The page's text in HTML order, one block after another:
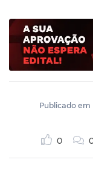
Publicado em
0